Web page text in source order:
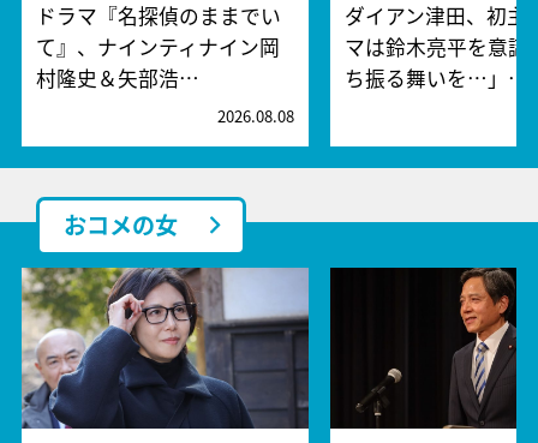
ドラマ『名探偵のままでい
て』、ナインティナイン岡
村隆史＆矢部浩…
2026.08.08
ダイアン津田、初主
マは鈴木亮平を意識
ち振る舞いを…」…
おコメの女